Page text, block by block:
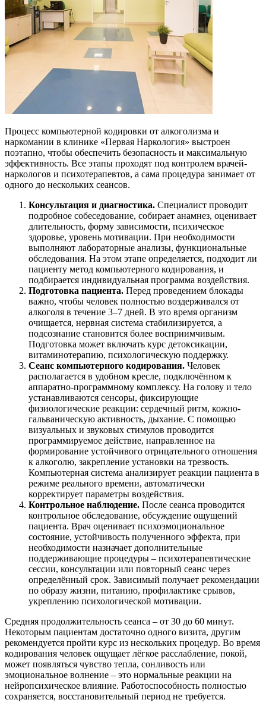
Процесс компьютерной кодировки от алкоголизма и
наркомании в клинике «Первая Наркология» выстроен
поэтапно, чтобы обеспечить безопасность и максимальную
эффективность. Все этапы проходят под контролем врачей-
наркологов и психотерапевтов, а сама процедура занимает от
одного до нескольких сеансов.
Консультация и диагностика. Специалист проводит
подробное собеседование, собирает анамнез, оценивает
длительность, форму зависимости, психическое
здоровье, уровень мотивации. При необходимости
выполняют лабораторные анализы, функциональные
обследования. На этом этапе определяется, подходит ли
пациенту метод компьютерного кодирования, и
подбирается индивидуальная программа воздействия.
Подготовка пациента. Перед проведением блокады
важно, чтобы человек полностью воздерживался от
алкоголя в течение 3–7 дней. В это время организм
очищается, нервная система стабилизируется, а
подсознание становится более восприимчивым.
Подготовка может включать курс детоксикации,
витаминотерапию, психологическую поддержку.
Сеанс компьютерного кодирования. Человек
располагается в удобном кресле, подключённом к
аппаратно-программному комплексу. На голову и тело
устанавливаются сенсоры, фиксирующие
физиологические реакции: сердечный ритм, кожно-
гальваническую активность, дыхание. С помощью
визуальных и звуковых стимулов проводится
программируемое действие, направленное на
формирование устойчивого отрицательного отношения
к алкоголю, закрепление установки на трезвость.
Компьютерная система анализирует реакции пациента в
режиме реального времени, автоматически
корректирует параметры воздействия.
Контрольное наблюдение. После сеанса проводится
контрольное обследование, обсуждение ощущений
пациента. Врач оценивает психоэмоциональное
состояние, устойчивость полученного эффекта, при
необходимости назначает дополнительные
поддерживающие процедуры – психотерапевтические
сессии, консультации или повторный сеанс через
определённый срок. Зависимый получает рекомендации
по образу жизни, питанию, профилактике срывов,
укреплению психологической мотивации.
Средняя продолжительность сеанса – от 30 до 60 минут.
Некоторым пациентам достаточно одного визита, другим
рекомендуется пройти курс из нескольких процедур. Во время
кодирования человек ощущает лёгкое расслабление, покой,
может появляться чувство тепла, сонливость или
эмоциональное волнение – это нормальные реакции на
нейропсихическое влияние. Работоспособность полностью
сохраняется, восстановительный период не требуется.